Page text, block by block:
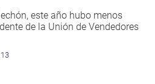
este año hubo menos
de la Unión de Vendedores